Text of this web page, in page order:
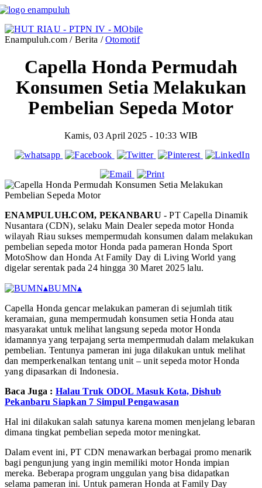
Enampuluh.com / Berita /Otomotif
Capella Honda Permudah
Konsumen Setia Melakukan
Pembelian Sepeda Motor
Kamis, 03 April 2025 - 10:33 WIB
ENAMPULUH.COM, PEKANBARU - PT Capella Dinamik
Nusantara (CDN), selaku Main Dealer sepeda motor Honda
wilayah Riau sukses mempermudah konsumen dalam melakukan
pembelian sepeda motor Honda pada pameran Honda Sport
MotoShow dan Honda At Family Day di Living World yang
digelar serentak pada 24 hingga 30 Maret 2025 lalu.
▴BUMN▴
Capella Honda gencar melakukan pameran di sejumlah titik
keramaian, guna mempermudah konsumen setia Honda atau
masyarakat untuk melihat langsung sepeda motor Honda
idamannya yang terpajang serta mempermudah dalam melakukan
pembelian. Tentunya pameran ini juga dilakukan untuk melihat
dan memperkenalkan tentang unit – unit sepeda motor Honda
yang dipasarkan di Indonesia.
Baca Juga : Halau Truk ODOL Masuk Kota, Dishub
Pekanbaru Siapkan 7 Simpul Pengawasan
Hal ini dilakukan salah satunya karena momen menjelang lebaran
dimana tingkat pembelian sepeda motor meningkat.
Dalam event ini, PT CDN menawarkan berbagai promo menarik
bagi pengunjung yang ingin memiliki motor Honda impian
mereka. Beberapa program unggulan yang bisa didapatkan
selama pameran ini. Untuk pameran Honda at Family Day